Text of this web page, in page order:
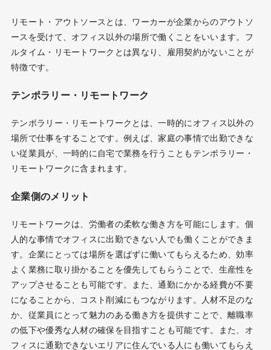
リモート・アウトソースとは、ワーカーが企業からのアウトソ
ースを受けて、オフィス以外の場所で働くことをいいます。フ
ルタイム・リモートワークとは異なり、雇用契約がないことが
特徴です。
テンポラリー・リモートワーク
テンポラリー・リモートワークとは、一時的にオフィス以外の
場所で仕事をすることです。例えば、家庭の事情で出勤できな
い従業員が、一時的に自宅で業務を行うこともテンポラリー・
リモートワークに含まれます。
企業側のメリット
リモートワークは、労働者の柔軟な働き方を可能にします。個
人的な事情でオフィスに出勤できない人でも働くことができま
す。企業にとっては場所を選ばずに働いてもらえるため、効率
よく業務に取り掛かることを優先してもらうことで、生産性を
アップさせることも可能です。また、通勤にかかる経費が不要
になることから、コスト削減にもつながります。人材不足のな
か、従業員にとって魅力のある働き方を提供すことで、離職率
の低下や優秀な人材の確保を目指すことも可能です。また、オ
フィスに通勤できないエリアに住んでいる人にも働いてもらえ